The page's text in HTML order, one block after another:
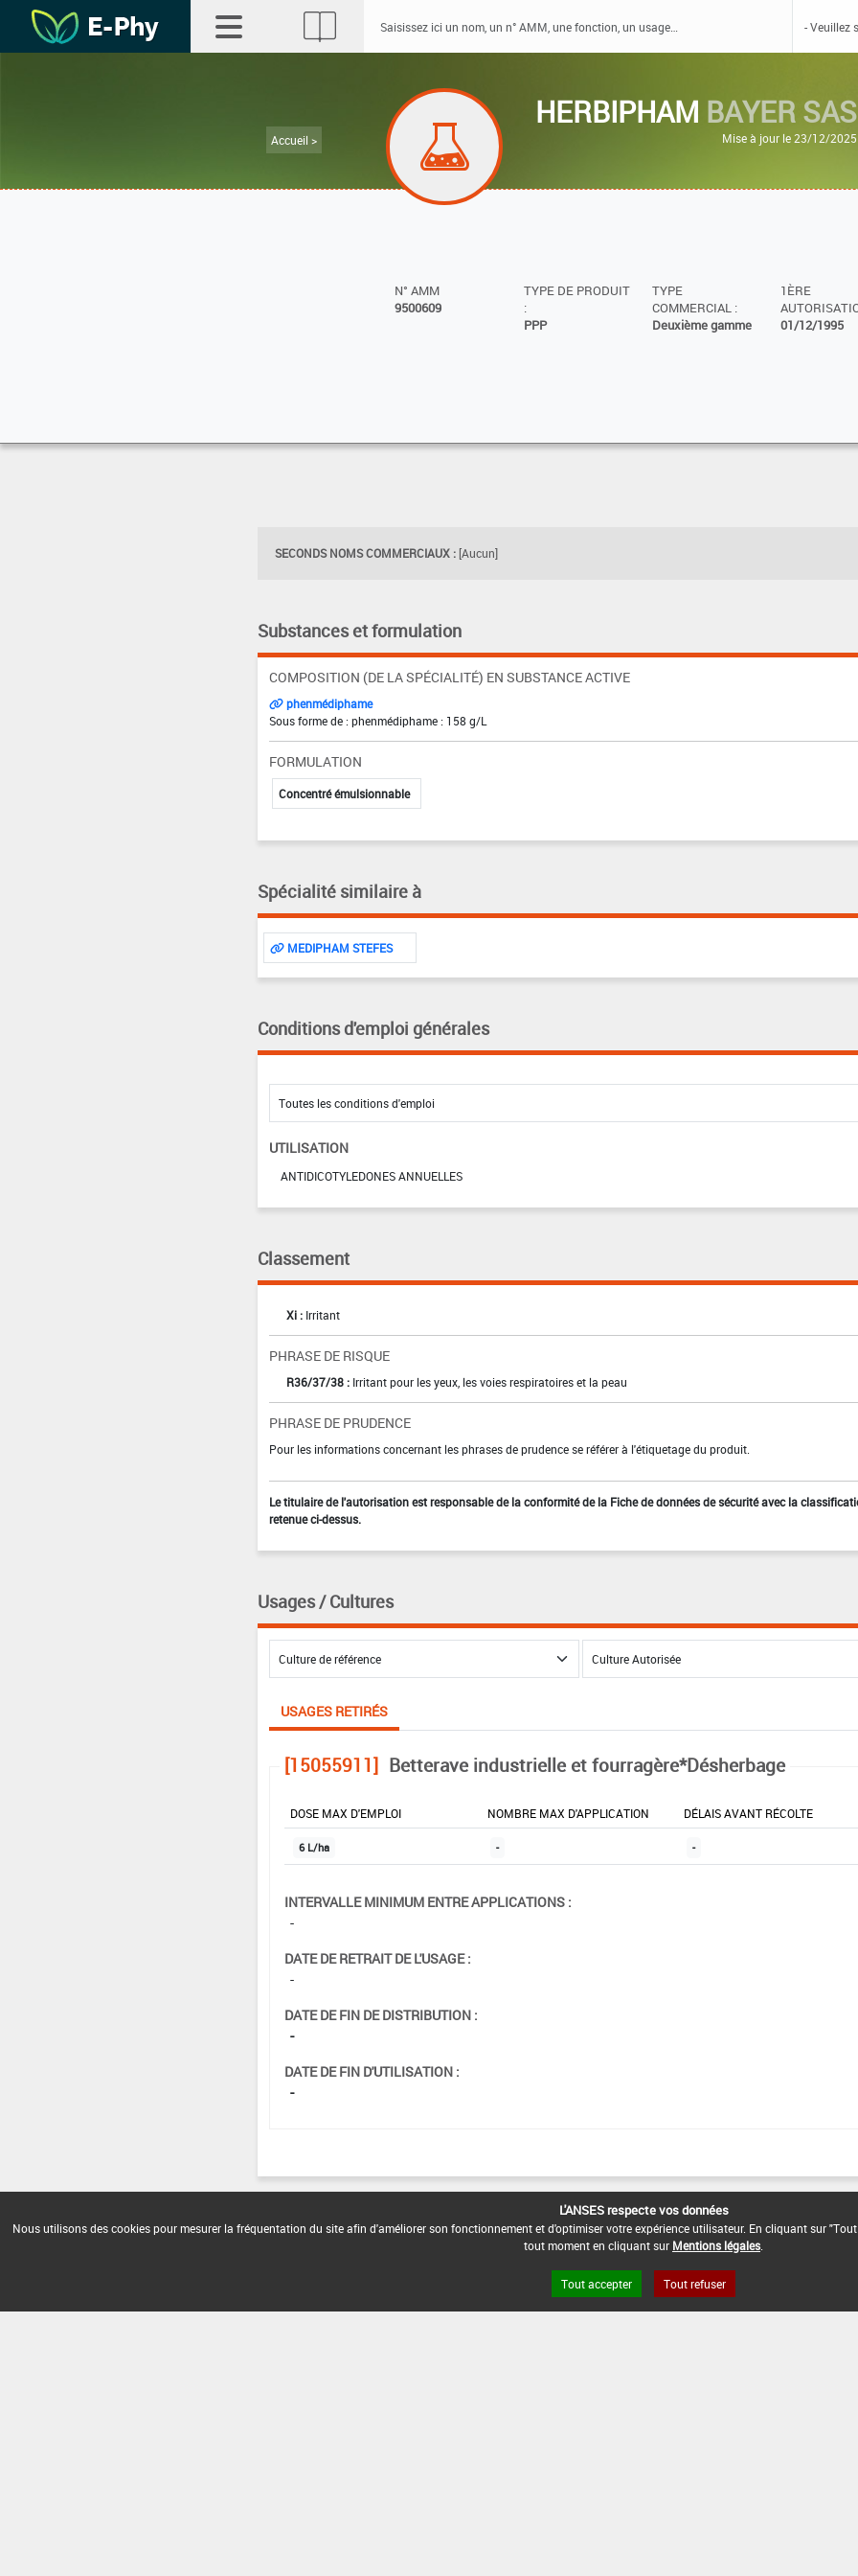
Accueil >
HERBIPHAM BAYER SAS
Mise à jour le 23/12/2025
N° AMM
9500609
TYPE DE PRODUIT
:
PPP
TYPE
COMMERCIAL :
Deuxième gamme
1ÈRE
01/12/1995
SECONDS NOMS COMMERCIAUX : [Aucun]
Substances et formulation
COMPOSITION (DE LA SPÉCIALITÉ) EN SUBSTANCE ACTIVE
phenmédiphame
Sous forme de : phenmédiphame : 158 g/L
FORMULATION
Concentré émulsionnable
Spécialité similaire à
MEDIPHAM STEFES
Conditions d'emploi générales
UTILISATION
ANTIDICOTYLEDONES ANNUELLES
Classement
Xi : Irritant
PHRASE DE RISQUE
R36/37/38 : Irritant pour les yeux, les voies respiratoires et la peau
PHRASE DE PRUDENCE
Pour les informations concernant les phrases de prudence se référer à l'étiquetage du produit.
Le titulaire de l'autorisation est responsable de la conformité de la Fiche de données de sécurité avec la
retenue ci-dessus.
Usages / Cultures
USAGES RETIRÉS
[15055911] Betterave industrielle et fourragère*Désherbage
DOSE MAX D'EMPLOI NOMBRE MAX D'APPLICATION DÉLAIS AVANT RÉCOLTE
6 L/ha - -
INTERVALLE MINIMUM ENTRE APPLICATIONS :
-
DATE DE RETRAIT DE L'USAGE :
-
DATE DE FIN DE DISTRIBUTION :
-
DATE DE FIN D'UTILISATION :
-
L'ANSES respecte vos données
Nous utilisons des cookies pour mesurer la fréquentation du site afin d'améliorer son fonctionnement et d'optimiser votre expérience utilisateur. En cliquant sur
tout moment en cliquant sur Mentions légales
Tout accepter Tout refuser